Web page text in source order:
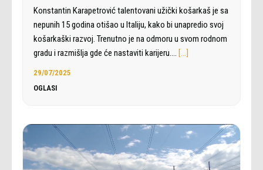
Konstantin Karapetrović talentovani užički košarkaš je sa
nepunih 15 godina otišao u Italiju, kako bi unapredio svoj
košarkaški razvoj. Trenutno je na odmoru u svom rodnom
gradu i razmišlja gde će nastaviti karijeru.…
[…]
29/07/2025
OGLASI